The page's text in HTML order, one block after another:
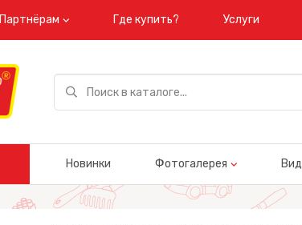
Партнёрам Где купить? Услуги
Новинки Фотогалерея